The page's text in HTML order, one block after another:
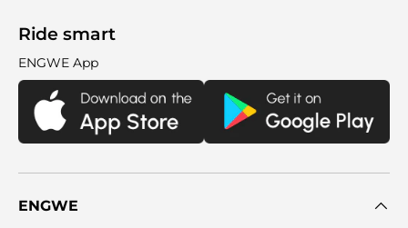
Ride smart
ENGWE App
ENGWE